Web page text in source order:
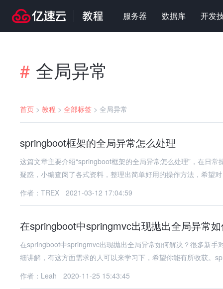
服务器 数据库 开发
# 全局异常
首页 > 教程 > 全部标签 > 全局异常
springboot框架的全局异常怎么处理
这篇文章主要介绍“springboot框架的全局异常怎么处理”，在日
疑惑，小编查阅了各式资料，整理出简单好用的操作方法，希望对
作者：TREX
2021-03-12 17:04:59
在springboot中springmvc出现抛出全局异常
在springboot中springmvc出现抛出全局异常如何解决？很多新
细讲解，有这方面需求的人可以来学习下，希望你能有所收获。
作者：Leah
2020-11-25 15:43:45